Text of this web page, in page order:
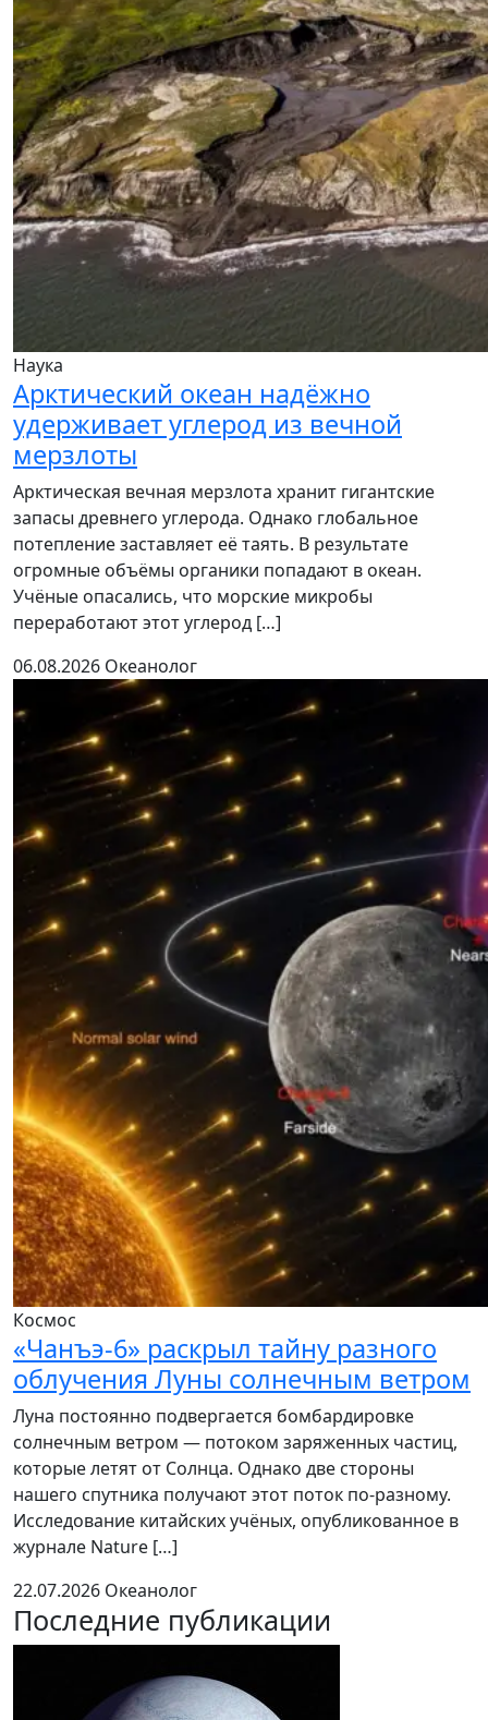
Наука
Арктический океан надёжно
удерживает углерод из вечной
мерзлоты
Арктическая вечная мерзлота хранит гигантские
запасы древнего углерода. Однако глобальное
потепление заставляет её таять. В результате
огромные объёмы органики попадают в океан.
Учёные опасались, что морские микробы
переработают этот углерод […]
06.08.2026 Океанолог
Космос
«Чанъэ-6» раскрыл тайну разного
облучения Луны солнечным ветром
Луна постоянно подвергается бомбардировке
солнечным ветром — потоком заряженных частиц,
которые летят от Солнца. Однако две стороны
нашего спутника получают этот поток по-разному.
Исследование китайских учёных, опубликованное в
журнале Nature […]
22.07.2026 Океанолог
Последние публикации